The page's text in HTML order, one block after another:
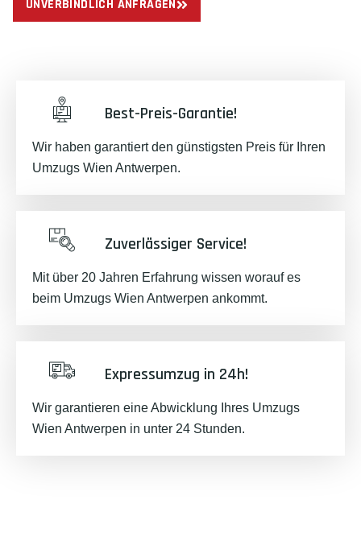
UNVERBINDLICH ANFRAGEN
Best-Preis-Garantie!
Wir haben garantiert den günstigsten Preis für Ihren
Umzugs Wien Antwerpen.
Zuverlässiger Service!
Mit über 20 Jahren Erfahrung wissen worauf es
beim Umzugs Wien Antwerpen ankommt.
Expressumzug in 24h!
Wir garantieren eine Abwicklung Ihres Umzugs
Wien Antwerpen in unter 24 Stunden.